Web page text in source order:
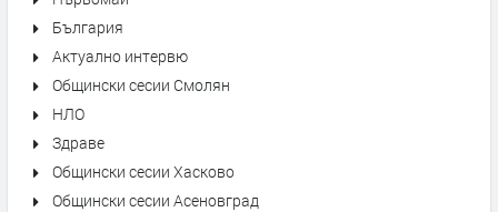
България
Актуално интервю
Общински сесии Смолян
НЛО
Здраве
Общински сесии Хасково
Общински сесии Асеновград